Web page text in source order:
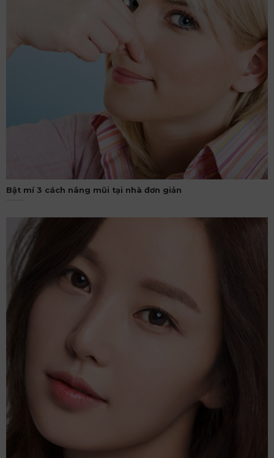
Bật mí 3 cách nâng mũi tại nhà đơn giản